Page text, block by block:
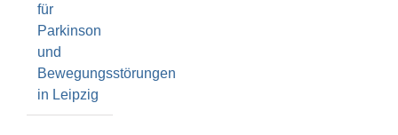
für
Parkinson
und
Bewegungsstörungen
in Leipzig